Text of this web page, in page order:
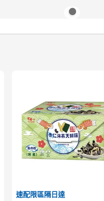
速配限區隔日達